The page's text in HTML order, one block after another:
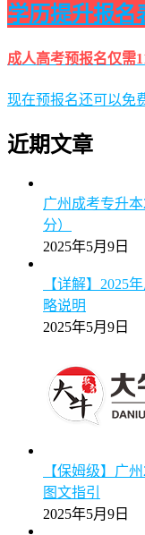
学历提升报名
成人高考预报名仅需
现在预报名还可以免
近期文章
广州成考专升
分）
2025年5月9日